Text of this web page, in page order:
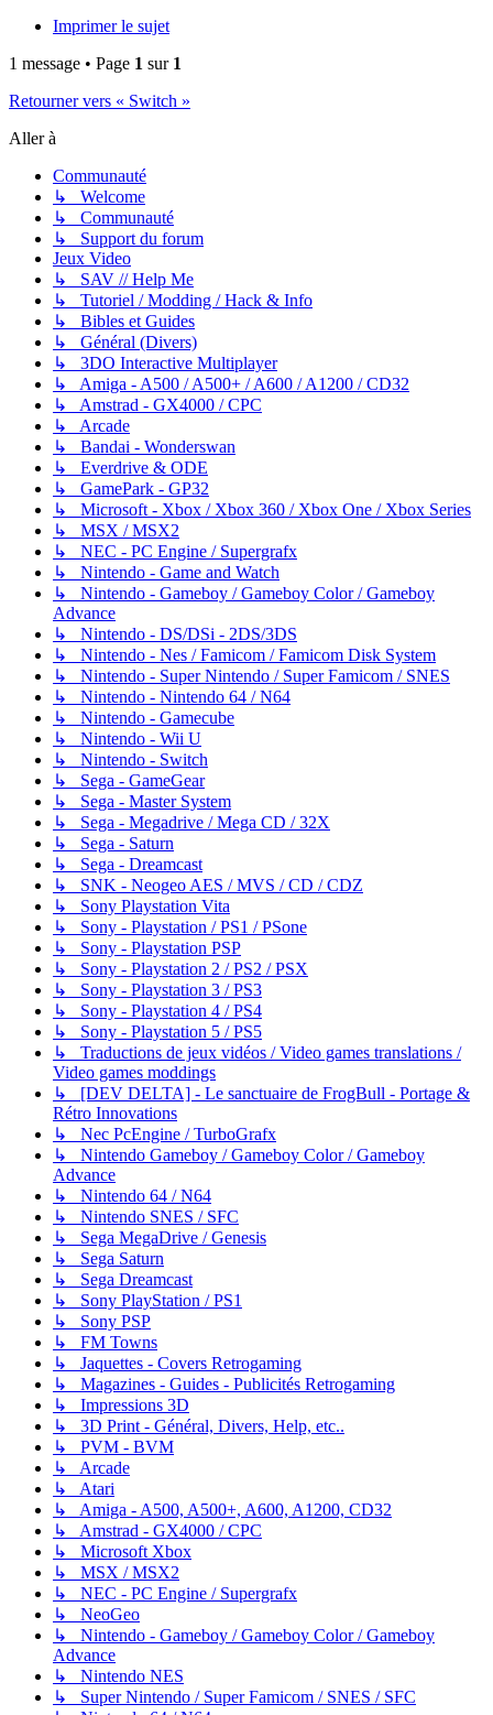
Imprimer le sujet
1 message • Page 1 sur 1
Retourner vers « Switch »
Aller à
Communauté
↳ Welcome
↳ Communauté
↳ Support du forum
Jeux Video
↳ SAV // Help Me
↳ Tutoriel / Modding / Hack & Info
↳ Bibles et Guides
↳ Général (Divers)
↳ 3DO Interactive Multiplayer
↳ Amiga - A500 / A500+ / A600 / A1200 / CD32
↳ Amstrad - GX4000 / CPC
↳ Arcade
↳ Bandai - Wonderswan
↳ Everdrive & ODE
↳ GamePark - GP32
↳ Microsoft - Xbox / Xbox 360 / Xbox One / Xbox Series
↳ MSX / MSX2
↳ NEC - PC Engine / Supergrafx
↳ Nintendo - Game and Watch
↳ Nintendo - Gameboy / Gameboy Color / Gameboy
Advance
↳ Nintendo - DS/DSi - 2DS/3DS
↳ Nintendo - Nes / Famicom / Famicom Disk System
↳ Nintendo - Super Nintendo / Super Famicom / SNES
↳ Nintendo - Nintendo 64 / N64
↳ Nintendo - Gamecube
↳ Nintendo - Wii U
↳ Nintendo - Switch
↳ Sega - GameGear
↳ Sega - Master System
↳ Sega - Megadrive / Mega CD / 32X
↳ Sega - Saturn
↳ Sega - Dreamcast
↳ SNK - Neogeo AES / MVS / CD / CDZ
↳ Sony Playstation Vita
↳ Sony - Playstation / PS1 / PSone
↳ Sony - Playstation PSP
↳ Sony - Playstation 2 / PS2 / PSX
↳ Sony - Playstation 3 / PS3
↳ Sony - Playstation 4 / PS4
↳ Sony - Playstation 5 / PS5
↳ Traductions de jeux vidéos / Video games translations /
Video games moddings
↳ [DEV DELTA] - Le sanctuaire de FrogBull - Portage &
Rétro Innovations
↳ Nec PcEngine / TurboGrafx
↳ Nintendo Gameboy / Gameboy Color / Gameboy
Advance
↳ Nintendo 64 / N64
↳ Nintendo SNES / SFC
↳ Sega MegaDrive / Genesis
↳ Sega Saturn
↳ Sega Dreamcast
↳ Sony PlayStation / PS1
↳ Sony PSP
↳ FM Towns
↳ Jaquettes - Covers Retrogaming
↳ Magazines - Guides - Publicités Retrogaming
↳ Impressions 3D
↳ 3D Print - Général, Divers, Help, etc..
↳ PVM - BVM
↳ Arcade
↳ Atari
↳ Amiga - A500, A500+, A600, A1200, CD32
↳ Amstrad - GX4000 / CPC
↳ Microsoft Xbox
↳ MSX / MSX2
↳ NEC - PC Engine / Supergrafx
↳ NeoGeo
↳ Nintendo - Gameboy / Gameboy Color / Gameboy
Advance
↳ Nintendo NES
↳ Super Nintendo / Super Famicom / SNES / SFC